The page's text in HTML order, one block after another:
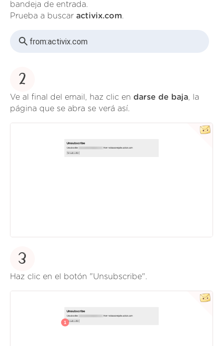
bandeja de entrada.
Prueba a buscar activix.com.
from:activix.com
2
Ve al final del email, haz clic en darse de baja, la
página que se abra se verá así.
3
Haz clic en el botón "Unsubscribe".